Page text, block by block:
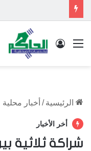
القائمة تسجيل الدخول
الرئيسية / أخبار محلية
أخر الأخبار
شراكة ثلاثية